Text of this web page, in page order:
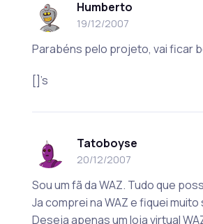
Humberto
19/12/2007
Parabéns pelo projeto, vai ficar
[]’s
Tatoboyse
20/12/2007
Sou um fã da WAZ. Tudo que
Ja comprei na WAZ e fiquei
Deseja apenas um loja virtual